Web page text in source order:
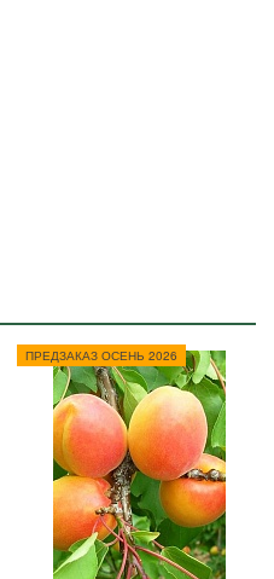
ПРЕДЗАКАЗ ОСЕНЬ 2026